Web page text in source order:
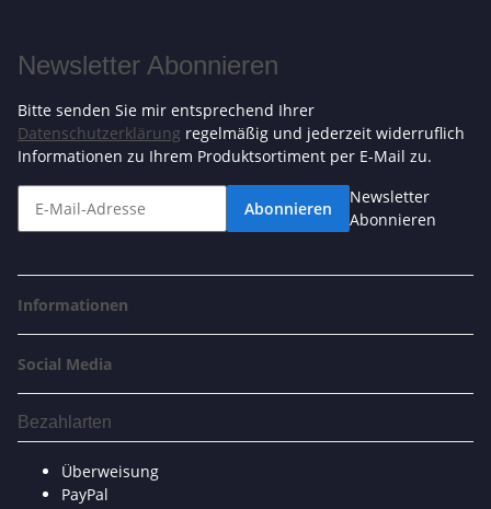
Newsletter Abonnieren
Bitte senden Sie mir entsprechend Ihrer
Datenschutzerklärung regelmäßig und jederzeit widerruflich
Informationen zu Ihrem Produktsortiment per E-Mail zu.
Abonnieren
Newsletter
Abonnieren
Informationen
Social Media
Bezahlarten
Überweisung
PayPal